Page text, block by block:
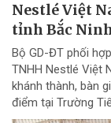
Nestlé Việt
tỉnh Bắc
Bộ GD-ĐT phối
TNHH Nestlé Việt
khánh thành, bàn
điểm tại Trường